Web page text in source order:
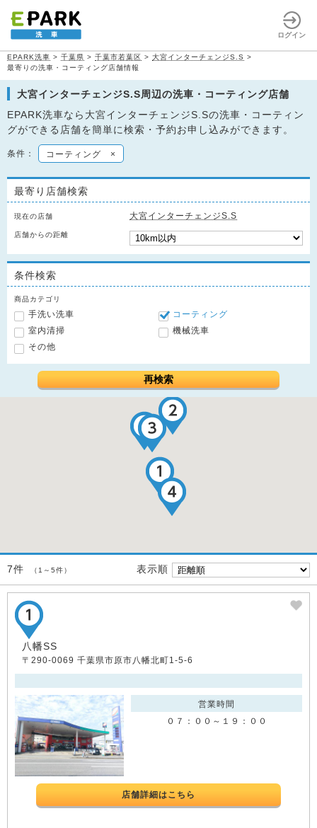
ログイン
EPARK洗車 > 千葉県 > 千葉市若葉区 > 大宮インターチェンジS.S >
最寄りの洗車・コーティング店舗情報
大宮インターチェンジS.S周辺の洗車・コーティング店舗
EPARK洗車なら大宮インターチェンジS.Sの洗車・コーティン
グができる店舗を簡単に検索・予約お申し込みができます。
条件： コーティング ×
最寄り店舗検索
現在の店舗 大宮インターチェンジS.S
店舗からの距離
条件検索
商品カテゴリ
手洗い洗車
コーティング
室内清掃
機械洗車
その他
再検索
7件 （1～5件） 表示順
八幡SS
〒290-0069 千葉県市原市八幡北町1-5-6
営業時間
０７：００～１９：００
店舗詳細はこちら